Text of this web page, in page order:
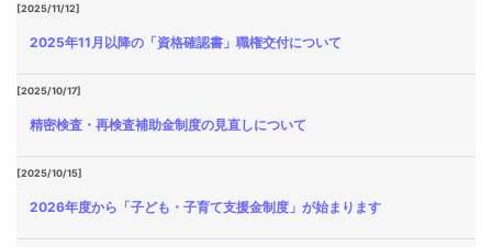
[2025/11/12]
2025年11月以降の「資格確認書」職権交付について
[2025/10/17]
精密検査・再検査補助金制度の見直しについて
[2025/10/15]
2026年度から「子ども・子育て支援金制度」が始まります